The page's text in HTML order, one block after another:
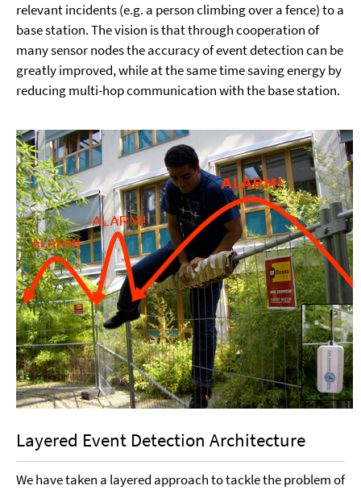
relevant incidents (e.g. a person climbing over a fence) to a
base station. The vision is that through cooperation of
many sensor nodes the accuracy of event detection can be
greatly improved, while at the same time saving energy by
reducing multi-hop communication with the base station.
Layered Event Detection Architecture
We have taken a layered approach to tackle the problem of